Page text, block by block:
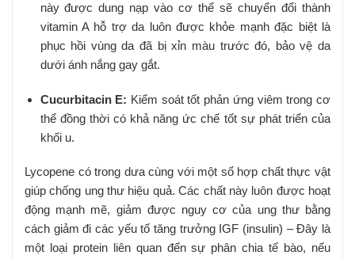
này được dung nạp vào cơ thể sẽ chuyển đổi thành
vitamin A hỗ trợ da luôn được khỏe mạnh đặc biệt là
phục hồi vùng da đã bị xỉn màu trước đó, bảo vệ da
dưới ánh nắng gay gắt.
Cucurbitacin E: Kiểm soát tốt phản ứng viêm trong cơ
thể đồng thời có khả năng ức chế tốt sự phát triển của
khối u.
Lycopene có trong dưa cùng với một số hợp chất thực vật
giúp chống ung thư hiệu quả. Các chất này luôn được hoạt
động mạnh mẽ, giảm được nguy cơ của ung thư bằng
cách giảm đi các yếu tố tăng trưởng IGF (insulin) – Đây là
một loại protein liên quan đến sự phân chia tế bào, nếu